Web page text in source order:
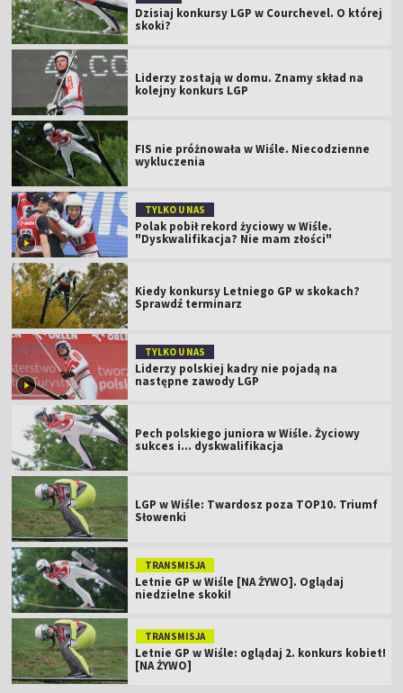
Dzisiaj konkursy LGP w Courchevel. O której
skoki?
Liderzy zostają w domu. Znamy skład na
kolejny konkurs LGP
FIS nie próżnowała w Wiśle. Niecodzienne
wykluczenia
TYLKO U NAS
Polak pobił rekord życiowy w Wiśle.
"Dyskwalifikacja? Nie mam złości"
Kiedy konkursy Letniego GP w skokach?
Sprawdź terminarz
TYLKO U NAS
Liderzy polskiej kadry nie pojadą na
następne zawody LGP
Pech polskiego juniora w Wiśle. Życiowy
sukces i... dyskwalifikacja
LGP w Wiśle: Twardosz poza TOP10. Triumf
Słowenki
TRANSMISJA
Letnie GP w Wiśle [NA ŻYWO]. Oglądaj
niedzielne skoki!
TRANSMISJA
Letnie GP w Wiśle: oglądaj 2. konkurs kobiet!
[NA ŻYWO]